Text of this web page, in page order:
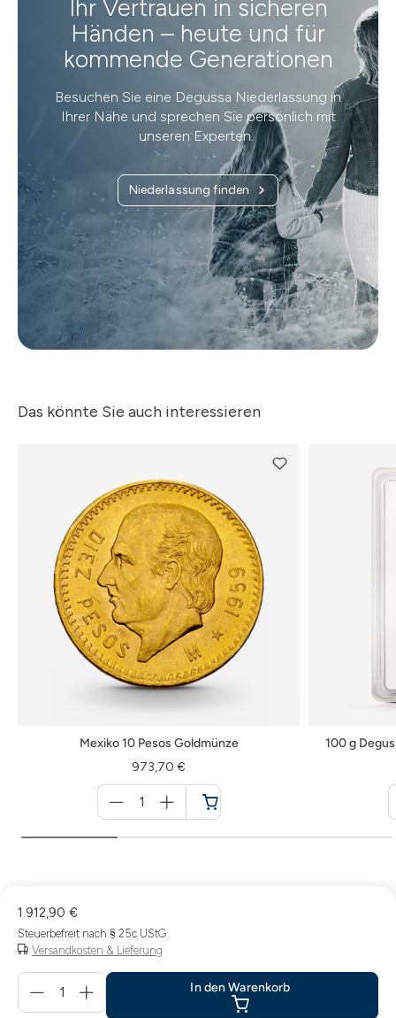
Ihr Vertrauen in sicheren
Händen – heute und für
kommende Generationen
Besuchen Sie eine Degussa Niederlassung in
Ihrer Nähe und sprechen Sie persönlich mit
unseren Experten.
Niederlassung finden
Das könnte Sie auch interessieren
Mexiko 10 Pesos Goldmünze
973,70 €
für
Warenkorb
100 g
1.912,90 €
Steuerbefreit nach § 25c UStG
Versandkosten & Lieferung
In
In den Warenkorb